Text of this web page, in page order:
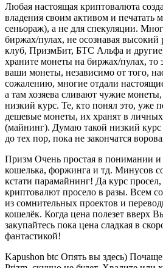
Любая настоящая криптовалюта
владения своим активом и печатать
сеньораж), а не для спекуляции.
биржах/пулах, не осознавая высокий
клуб, ПризмБит, БТС Альфа и
храните монеты на биржах/пулах,
ваши монеты, независимо от того,
сожалению, многие отдали
а там хозяева сливают чужие
низкий курс. Те, кто понял это, уже
дешевые монеты, их хранят в
(майнинг). Думаю такой низкий курс
до тех пор, пока не закончатся
Призм Очень простая в понимании и
кошелька, форжинга и тд. Минусов
кстати парамайнинг! Да курс
криптовалют просело в разы. Всем
из сомнительных проектов и
кошелёк. Когда цена полезет вверх
закупайтесь пока цена сладкая в
фантастикой!
Kapushon btc Опять вы здесь) Почаще